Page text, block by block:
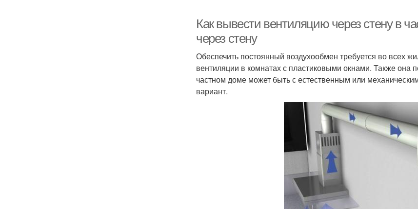
Как вывести вентиляцию через стену в
через стену
Обеспечить постоянный воздухообмен требуется во всех
вентиляции в комнатах с пластиковыми окнами. Также она
частном доме может быть с естественным или
вариант.